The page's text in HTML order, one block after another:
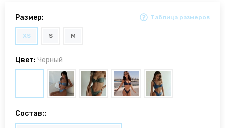
Размер: Таблица размеров
XS S M
Цвет: Черный
Состав::